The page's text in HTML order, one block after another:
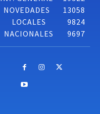
NOVEDADES
13058
LOCALES
9824
NACIONALES
9697